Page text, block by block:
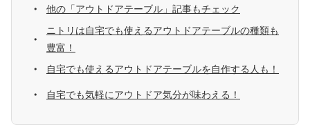
他の「アウトドアテーブル」記事もチェック
ニトリは自宅でも使えるアウトドアテーブルの種類も
豊富！
自宅でも使えるアウトドアテーブルを自作する人も！
自宅でも気軽にアウトドア気分が味わえる！